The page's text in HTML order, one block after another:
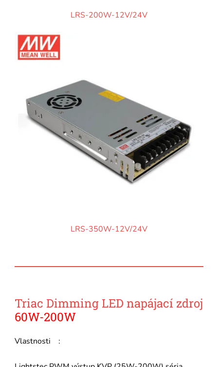
LRS-200W-12V/24V
LRS-350W-12V/24V
Triac Dimming LED napájací zdroj
60W-200W
Vlastnosti :